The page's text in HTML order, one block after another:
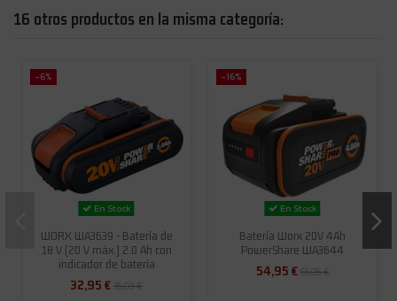
16 otros productos en la misma categoría:
-6%
En Stock
WORX WA3639 - Batería de
18 V (20 V máx.) 2.0 Ah con
indicador de batería
32,95 €35,03 €
-16%
En Stock
Batería Worx 20V 4Ah
PowerShare WA3644
54,95 €65,05 €